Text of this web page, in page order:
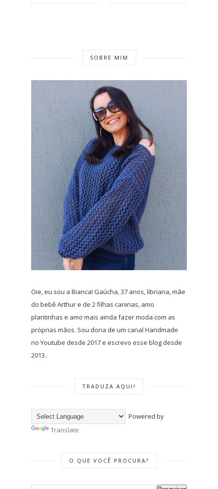
SOBRE MIM
Oie, eu sou a Bianca! Gaúcha, 37 anos, libriana, mãe
do bebê Arthur e de 2 filhas caninas, amo
plantinhas e amo mais ainda fazer moda com as
próprias mãos. Sou dona de um canal Handmade
no Youtube desde 2017 e escrevo esse blog desde
2013.
TRADUZA AQUI!
Powered by
Translate
O QUE VOCÊ PROCURA?